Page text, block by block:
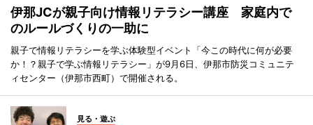
伊那JCが親子向け情報リテラシー講座 家庭内で
のルールづくりの一助に
親子で情報リテラシーを学ぶ体験型イベント「今この時代に何が必要
か！？親子で学ぶ情報リテラシー」が9月6日、伊那市防災コミュニテ
ィセンター（伊那市西町）で開催される。
見る・遊ぶ